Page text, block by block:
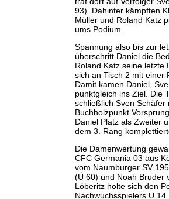
93). Dahinter kämpften
Müller und Roland Katz
ums Podium.
Spannung also bis zur
überschritt Daniel die
Roland Katz seine letzte
sich an Tisch 2 mit einer
Damit kamen Daniel,
punktgleich ins Ziel. Die
schließlich Sven Schäfer
Buchholzpunkt
Daniel Platz als Zweiter
dem 3. Rang
Die Damenwertung
CFC Germania 03 aus
vom Naumburger SV
(Ü 60) und Noah Bruder
Löberitz holte sich den
Nachwuchsspielers U 14.